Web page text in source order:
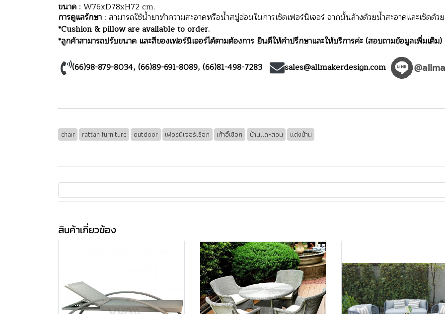
ขนาด : W76xD78xH72 cm.
การดูแลรักษา : สามารถใช้น้ำยาทำความสะอาดหรือน้ำสบู่อ่อนในการเช็ดเฟอร์นิเจอร์ จากนั้นล้างด้วยน้ำสะอาดและเช็ดด้ว
*Cushion & pillow are available to order.
*ลูกค้าสามารถปรับขนาด และสีของเฟอร์นิเจอร์ได้ตามต้องการ ยินดีให้คำปรึกษาและให้บริการค่ะ (สอบถามข้อมูลเพิ่มเติม)
(66)98-879-8034, (66)89-691-8089, (66)81-498-7283 sales@allmakerdesign.com
chair rattan furniture outdoor เฟอร์นิเจอร์เชือก เก้าอี้เชือก บ้านและสวน แต่งบ้าน
สินค้าเกี่ยวข้อง